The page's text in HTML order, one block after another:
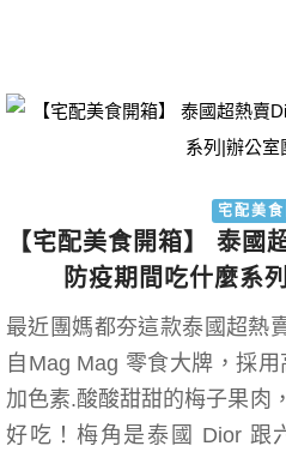
宅配美
【宅配美食開箱】 泰國
防疫期間吃什麼系
最近團媽都夯這款泰國超熱
自Mag Mag 零食大牌，採
加色素.酸酸甜甜的梅子果肉
好吃！梅角是泰國 Dior 跟